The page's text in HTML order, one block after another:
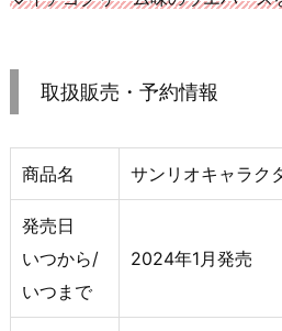
取扱販売・予約情報
商品名 サンリオキャラク
発売日
いつから/
いつまで
2024年1月発売